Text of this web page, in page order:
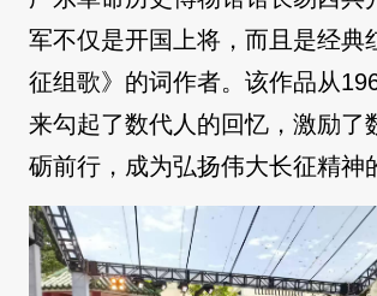
军不仅是开国上将，而且是经典
征组歌》的词作者。该作品从
来勾起了数代人的回忆，激励了
砺前行，成为弘扬伟大长征精神